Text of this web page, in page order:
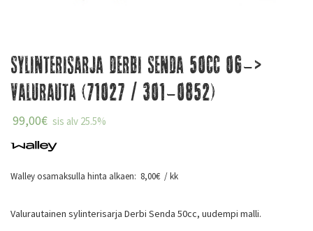
Sylinterisarja Derbi Senda 50cc 06->
Valurauta (71027 / 301-0852)
99,00€ sis alv 25.5%
Walley osamaksulla hinta alkaen: 8,00€ / kk
Valurautainen sylinterisarja Derbi Senda 50cc, uudempi malli.